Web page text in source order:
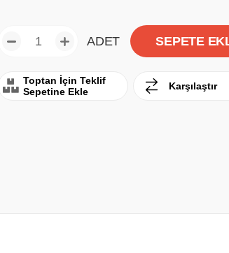
ADET
Toptan İçin Teklif
Sepetine Ekle
Karşılaştır